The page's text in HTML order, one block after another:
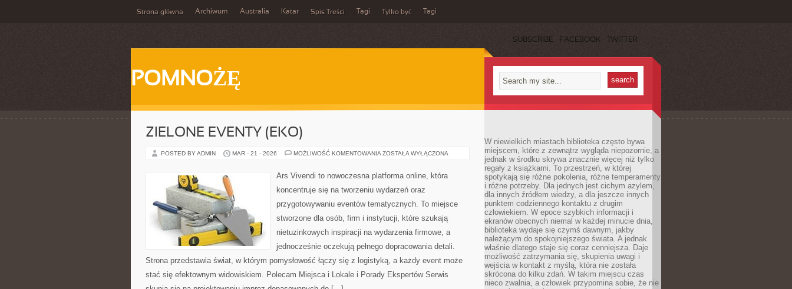
Strona główna Archiwum Australia Katar Spis Treści Tagi Tylko być Tagi
SUBSCRIBE FACEBOOK TWITTER
POMNOŻĘ
ZIELONE EVENTY (EKO)
POSTED BY ADMIN MAR - 21 - 2026 MOŻLIWOŚĆ KOMENTOWANIA ZIELONE
ZOSTAŁA WYŁĄCZONA
Ars Vivendi to nowoczesna platforma online, która
koncentruje się na tworzeniu wydarzeń oraz
przygotowywaniu eventów tematycznych. To miejsce
stworzone dla osób, firm i instytucji, które szukają
nietuzinkowych inspiracji na wydarzenia firmowe, a
jednocześnie oczekują pełnego dopracowania detali.
Strona przedstawia świat, w którym pomysłowość łączy się z logistyką, a każdy event może
stać się efektownym widowiskiem. Polecam Miejsca i Lokale i Porady Ekspertów Serwis
W niewielkich miastach biblioteka często bywa
miejscem, które z zewnątrz wygląda niepozornie, a
jednak w środku skrywa znacznie więcej niż tylko
regały z książkami. To przestrzeń, w której
spotykają się różne pokolenia, różne temperamenty
i różne potrzeby. Dla jednych jest cichym azylem,
dla innych źródłem wiedzy, a dla jeszcze innych
punktem codziennego kontaktu z drugim
człowiekiem. W epoce szybkich informacji i
ekranów obecnych niemal w każdej minucie dnia,
biblioteka wydaje się czymś dawnym, jakby
należącym do spokojniejszego świata. A jednak
właśnie dlatego staje się coraz cenniejsza. Daje
możliwość zatrzymania się, skupienia uwagi i
wejścia w kontakt z myślą, która nie została
skrócona do kilku zdań. W takim miejscu czas
nieco zwalnia, a człowiek przypomina sobie, że nie